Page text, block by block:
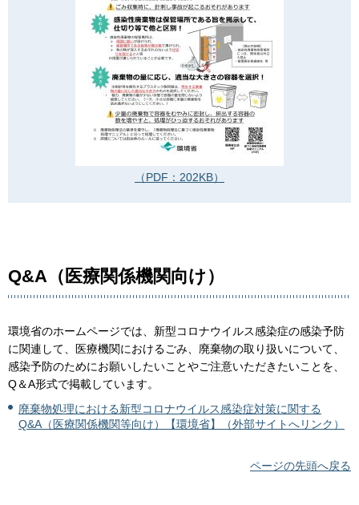
（PDF：202KB）
Q&A（医療関係機関向け）
環境省のホームページでは、新型コロナウイルス感染症の感染予防
に関連して、医療機関におけるごみ、廃棄物の取り扱いについて、
感染予防のためにお願いしたいことやご注意いただきたいことを、
Q＆A形式で掲載しています。
廃棄物処理における新型コロナウイルス感染症対策に関する
Q&A（医療関係機関等向け）【環境省】（外部サイトへリンク）
ページの先頭へ戻る